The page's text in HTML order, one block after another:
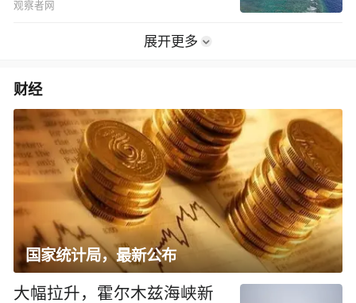
观察者网
展开更多
财经
国家统计局，最新公布
大幅拉升，霍尔木兹海峡新